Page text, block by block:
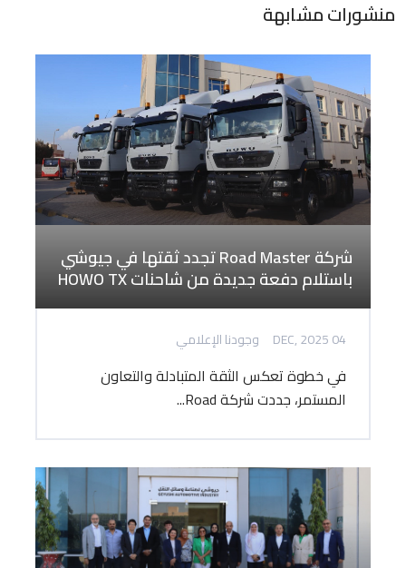
منشورات مشابهة
شركة Road Master تجدد ثقتها في جيوشي
باستلام دفعة جديدة من شاحنات HOWO TX
04 DEC, 2025 وجودنا الإعلامي
في خطوة تعكس الثقة المتبادلة والتعاون
المستمر، جددت شركة Road...